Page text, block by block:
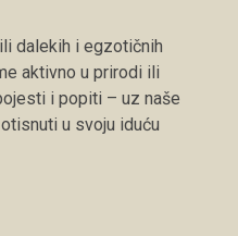
dalekih i egzotičnih
aktivno u prirodi ili
i popiti – uz naše
u svoju iduću